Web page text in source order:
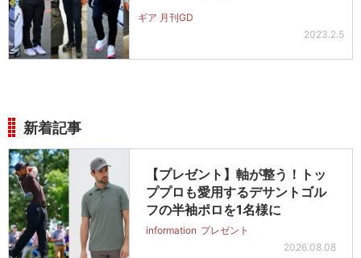
ギア 月刊GD
2023.2.5
新着記事
【プレゼント】軸が整う！トッ
ププロも愛用するデサントゴル
フの半袖ポロを1名様に
information プレゼント
2026.08.08